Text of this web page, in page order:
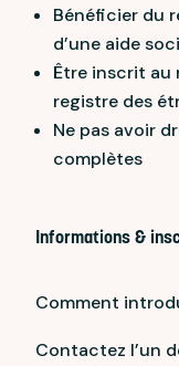
Bénéficier du
d’une aide
Être inscrit au
registre des
Ne pas avoir
complètes
Informations &
Comment
Contactez l’un